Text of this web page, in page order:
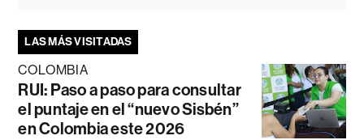
LAS MÁS VISITADAS
COLOMBIA
RUI: Paso a paso para consultar
el puntaje en el “nuevo Sisbén”
en Colombia este 2026